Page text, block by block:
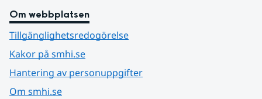
Om webbplatsen
Tillgänglighetsredogörelse
Kakor på smhi.se
Hantering av personuppgifter
Om smhi.se